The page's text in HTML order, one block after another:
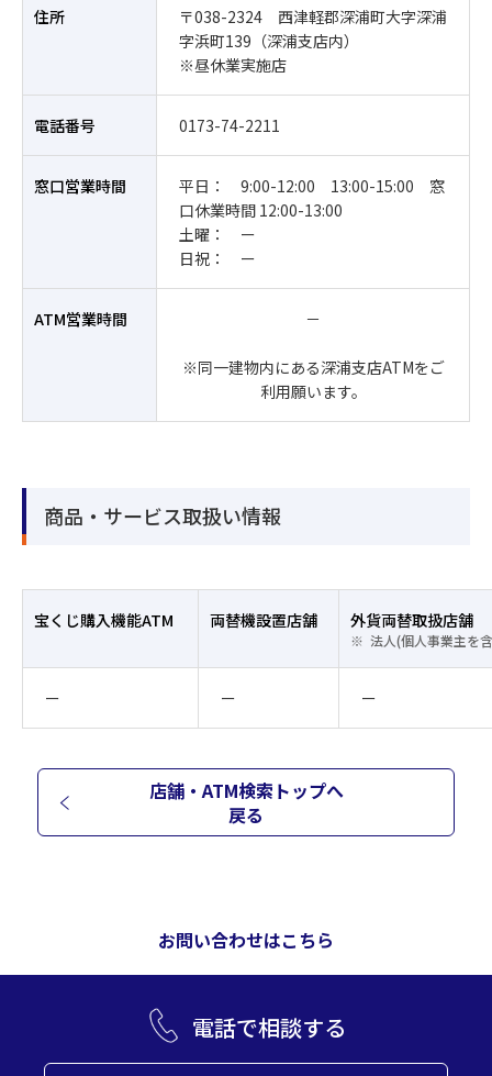
住所
〒038-2324 西津軽郡深浦町大字深浦
字浜町139（深浦支店内）
※昼休業実施店
電話番号 0173-74-2211
窓口営業時間
平日： 9:00-12:00 13:00-15:00 窓
口休業時間 12:00-13:00
土曜： ー
日祝： ー
ATM営業時間 －
※同一建物内にある深浦支店ATMをご
利用願います。
商品・サービス取扱い情報
宝くじ購入機能ATM 両替機設置店舗 外貨両替取扱店舗
法人(個人事業主を
ー ー ー
店舗・ATM検索トップへ
戻る
お問い合わせはこちら
電話で相談する